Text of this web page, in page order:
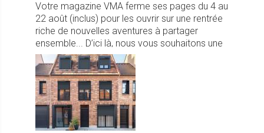
Votre magazine VMA ferme ses pages du 4 au
22 août (inclus) pour les ouvrir sur une rentrée
riche de nouvelles aventures à partager
ensemble... D’ici là, nous vous souhaitons une
délicieuse et relaxante pause estivale.